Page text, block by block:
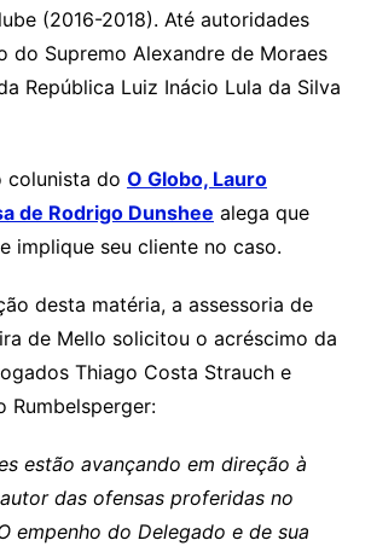
(2016-2018). Até autoridades
do Supremo Alexandre de Moraes
República Luiz Inácio Lula da Silva
colunista do O Globo, Lauro
de Rodrigo Dunshee alega que
implique seu cliente no caso.
desta matéria, a assessoria de
de Mello solicitou o acréscimo da
Thiago Costa Strauch e
Rumbelsperger:
estão avançando em direção à
das ofensas proferidas no
empenho do Delegado e de sua